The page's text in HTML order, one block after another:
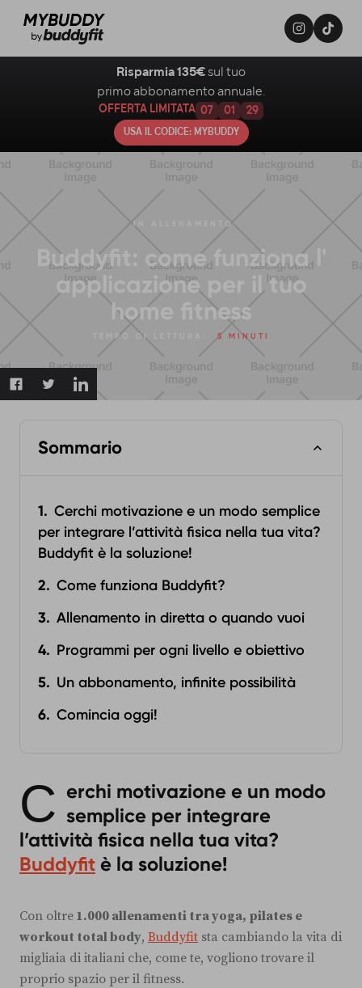
IN ALLENAMENTO
Buddyfit: come funziona l'
applicazione per il tuo
home fitness
TEMPO DI LETTURA: 5 MINUTI
Sommario
Cerchi motivazione e un modo semplice
per integrare l’attività fisica nella tua vita?
Buddyfit è la soluzione!
Come funziona Buddyfit?‍
Allenamento in diretta o quando vuoi‍
Programmi per ogni livello e obiettivo‍
Un abbonamento, infinite possibilità‍
Comincia oggi!‍
C erchi motivazione e un modo
semplice per integrare
l’attività fisica nella tua vita?
Buddyfit è la soluzione!
Con oltre 1.000 allenamenti tra yoga, pilates e
workout total body, Buddyfit sta cambiando la vita di
migliaia di italiani che, come te, vogliono trovare il
proprio spazio per il fitness.
Risparmia 135€ sul tuo
primo abbonamento annuale.
OFFERTA LIMITATA 07 01 28
USA IL CODICE: MYBUDDY